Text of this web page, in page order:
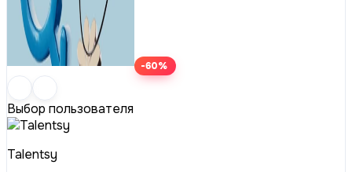
-60%
Выбор пользователя
Talentsy